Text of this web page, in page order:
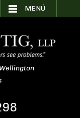
MENÚ
Wellington